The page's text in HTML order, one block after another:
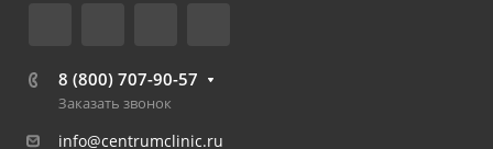
8 (800) 707-90-57
Заказать звонок
info@centrumclinic.ru